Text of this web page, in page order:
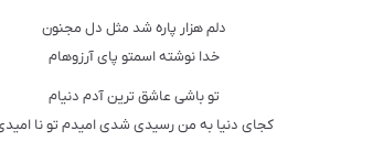
دلم هزار پاره شد مثل دل مجنون
خدا نوشته اسمتو پای آرزوهام
تو باشی عاشق ترین آدم دنیام
کجای دنیا به من رسیدی شدی امیدم تو نا